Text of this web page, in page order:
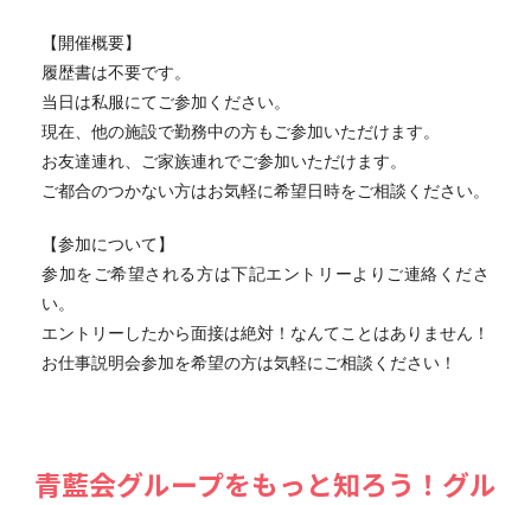
【開催概要】
履歴書は不要です。
当日は私服にてご参加ください。
現在、他の施設で勤務中の方もご参加いただけます。
お友達連れ、ご家族連れでご参加いただけます。
ご都合のつかない方はお気軽に希望日時をご相談ください。
【参加について】
参加をご希望される方は下記エントリーよりご連絡くださ
い。
エントリーしたから面接は絶対！なんてことはありません！
お仕事説明会参加を希望の方は気軽にご相談ください！
⻘藍会グループをもっと知ろう！グル